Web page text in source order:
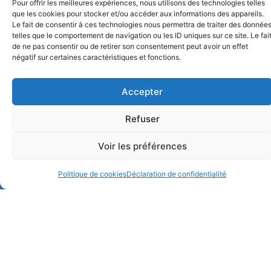
Pour offrir les meilleures expériences, nous utilisons des technologies telles
que les cookies pour stocker et/ou accéder aux informations des appareils.
Le fait de consentir à ces technologies nous permettra de traiter des données
telles que le comportement de navigation ou les ID uniques sur ce site. Le fait
de ne pas consentir ou de retirer son consentement peut avoir un effet
négatif sur certaines caractéristiques et fonctions.
Accepter
Refuser
Voir les préférences
Politique de cookiesDéclaration de confidentialité